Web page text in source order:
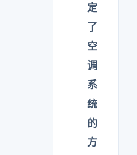
定
了
空
调
系
统
的
方